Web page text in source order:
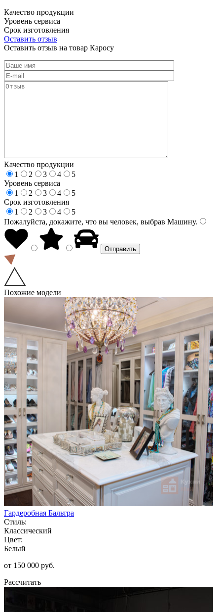
Качество продукции
Уровень сервиса
Срок изготовления
Оставить отзыв
Оставить отзыв на товар Каросу
Качество продукции
1
2 3 4
5
Уровень сервиса
1
2 3 4
5
Срок изготовления
1
2 3 4
5
Пожалуйста, докажите, что вы человек, выбрав Машину.
Похожие модели
Гардеробная Бальтра
Стиль:
Классический
Цвет:
Белый
от 150 000 руб.
Рассчитать